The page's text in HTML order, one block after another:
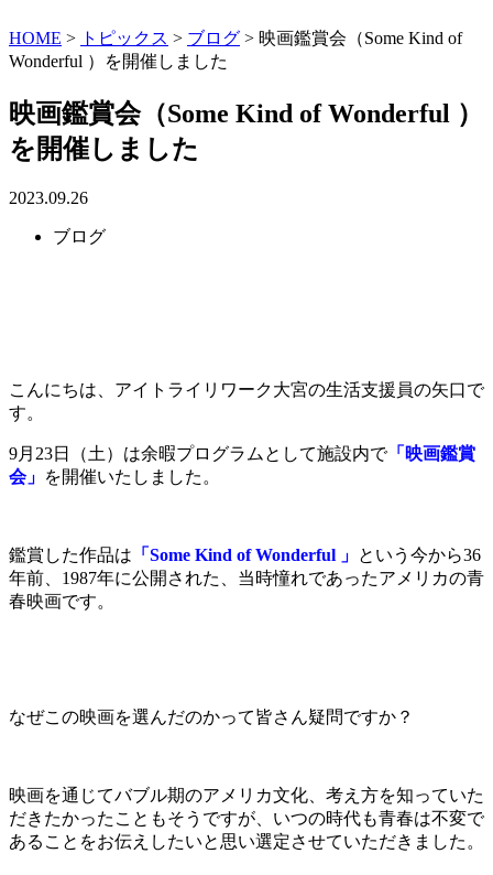
HOME > トピックス > ブログ > 映画鑑賞会（Some Kind of
Wonderful ）を開催しました
映画鑑賞会（Some Kind of Wonderful ）
を開催しました
2023.09.26
ブログ
こんにちは、アイトライリワーク大宮の生活支援員の矢口で
す。
9月23日（土）は余暇プログラムとして施設内で「映画鑑賞
会」 を開催いたしました。
鑑賞した作品は 「Some Kind of Wonderful 」 という今から36
年前、1987年に公開された、当時憧れであったアメリカの青
春映画です。
なぜこの映画を選んだのかって皆さん疑問ですか？
映画を通じてバブル期のアメリカ文化、考え方を知っていた
だきたかったこともそうですが、いつの時代も青春は不変で
あることをお伝えしたいと思い選定させていただきました。